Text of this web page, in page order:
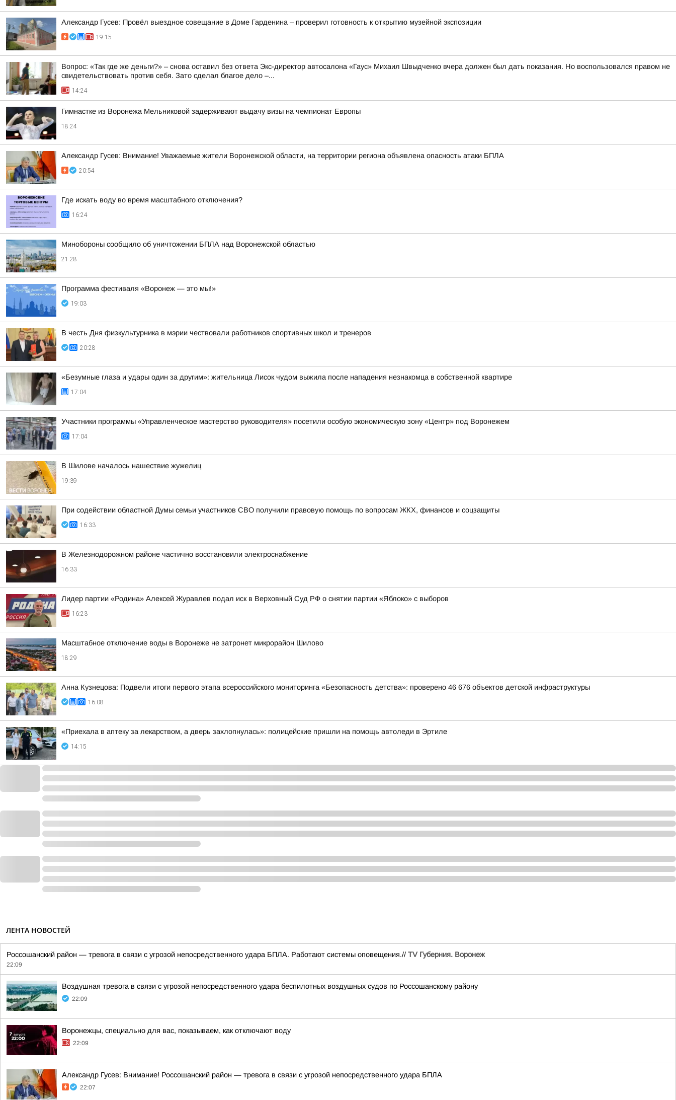
Александр Гусев: Провёл выездное совещание в Доме Гарденина – проверил готовность к открытию музейной экспозиции
19:15
Вопрос: «Так где же деньги?» – снова оставил без ответа Экс-директор автосалона «Гаус» Михаил Швыдченко вчера должен был дать показания. Но воспользовался правом не
свидетельствовать против себя. Зато сделал благое дело –...
14:24
Гимнастке из Воронежа Мельниковой задерживают выдачу визы на чемпионат Европы
18:24
Александр Гусев: Внимание! Уважаемые жители Воронежской области, на территории региона объявлена опасность атаки БПЛА
20:54
Где искать воду во время масштабного отключения?
16:24
Минобороны сообщило об уничтожении БПЛА над Воронежской областью
21:28
Программа фестиваля «Воронеж — это мы!»
19:03
В честь Дня физкультурника в мэрии чествовали работников спортивных школ и тренеров
20:28
«Безумные глаза и удары один за другим»: жительница Лисок чудом выжила после нападения незнакомца в собственной квартире
17:04
Участники программы «Управленческое мастерство руководителя» посетили особую экономическую зону «Центр» под Воронежем
17:04
В Шилове началось нашествие жужелиц
19:39
При содействии областной Думы семьи участников СВО получили правовую помощь по вопросам ЖКХ, финансов и соцзащиты
16:33
В Железнодорожном районе частично восстановили электроснабжение
16:33
Лидер партии «Родина» Алексей Журавлев подал иск в Верховный Суд РФ о снятии партии «Яблоко» с выборов
16:23
Масштабное отключение воды в Воронеже не затронет микрорайон Шилово
18:29
Анна Кузнецова: Подвели итоги первого этапа всероссийского мониторинга «Безопасность детства»: проверено 46 676 объектов детской инфраструктуры
16:08
«Приехала в аптеку за лекарством, а дверь захлопнулась»: полицейские пришли на помощь автоледи в Эртиле
14:15
ЛЕНТА НОВОСТЕЙ
Россошанский район — тревога в связи с угрозой непосредственного удара БПЛА. Работают системы оповещения.// TV Губерния. Воронеж
22:09
Воздушная тревога в связи с угрозой непосредственного удара беспилотных воздушных судов по Россошанскому району
22:09
Воронежцы, специально для вас, показываем, как отключают воду
22:09
Александр Гусев: Внимание! Россошанский район — тревога в связи с угрозой непосредственного удара БПЛА
22:07